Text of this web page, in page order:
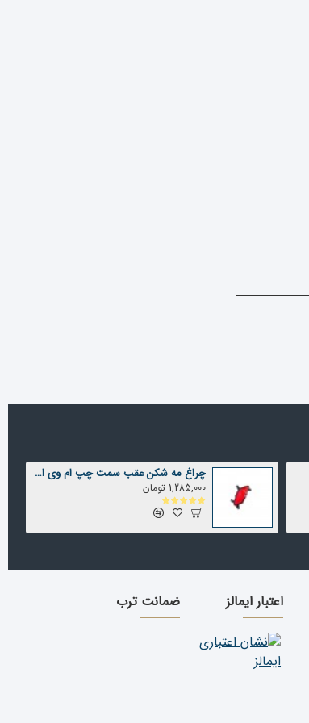
چراغ مه شکن عقب سمت چپ ام وی ام X22 شرکتی
1,285,000 تومان
اعتبار ایمالز ضمانت ترب